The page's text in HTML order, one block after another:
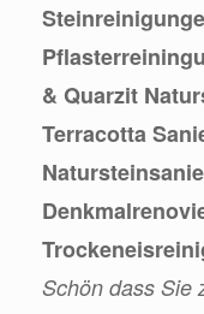
& Quarzit
Terracotta
Schön dass Sie